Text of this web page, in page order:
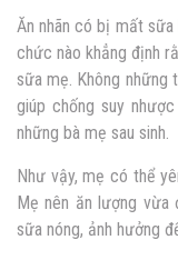
Ăn nhãn có bị mất
chức nào khẳng định
sữa mẹ. Không những
giúp chống suy
những bà mẹ sau sinh.
Như vậy, mẹ có thể
Mẹ nên ăn lượng vừa
sữa nóng, ảnh hưởng